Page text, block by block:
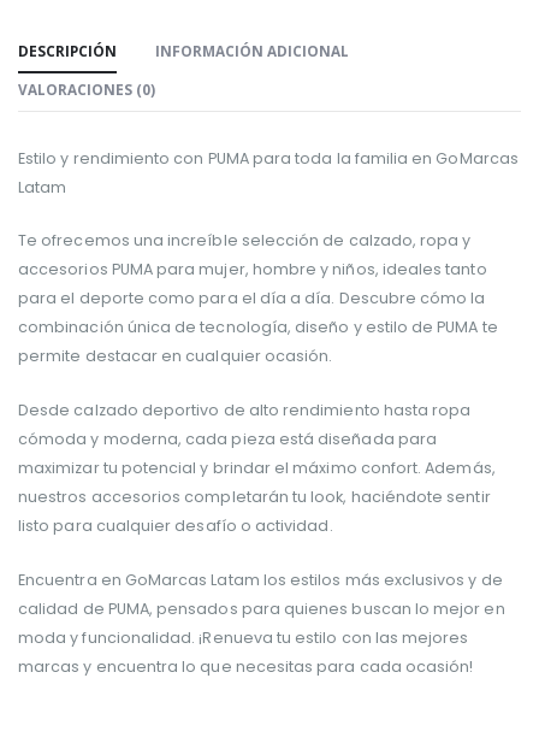
DESCRIPCIÓN
INFORMACIÓN ADICIONAL
VALORACIONES (0)
Estilo y rendimiento con PUMA para toda la familia en GoMarcas
Latam
Te ofrecemos una increíble selección de calzado, ropa y
accesorios PUMA para mujer, hombre y niños, ideales tanto
para el deporte como para el día a día. Descubre cómo la
combinación única de tecnología, diseño y estilo de PUMA te
permite destacar en cualquier ocasión.
Desde calzado deportivo de alto rendimiento hasta ropa
cómoda y moderna, cada pieza está diseñada para
maximizar tu potencial y brindar el máximo confort. Además,
nuestros accesorios completarán tu look, haciéndote sentir
listo para cualquier desafío o actividad.
Encuentra en GoMarcas Latam los estilos más exclusivos y de
calidad de PUMA, pensados para quienes buscan lo mejor en
moda y funcionalidad. ¡Renueva tu estilo con las mejores
marcas y encuentra lo que necesitas para cada ocasión!